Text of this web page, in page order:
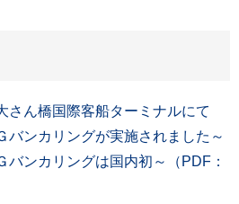
さん橋国際客船ターミナルにて
バンカリングが実施されました～
バンカリングは国内初～（PDF：